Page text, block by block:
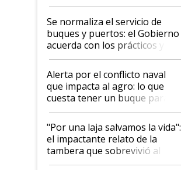
la hidrovía
Se normaliza el servicio de
buques y puertos: el Gobierno
acuerda con los prácticos y
suspende el decreto de
desregulación
Alerta por el conflicto naval
que impacta al agro: lo que
cuesta tener un buque parado
y el peligro de que Argentina
pase a ser "país sucio"
"Por una laja salvamos la vida":
el impactante relato de la
tambera que sobrevivió al
tornado